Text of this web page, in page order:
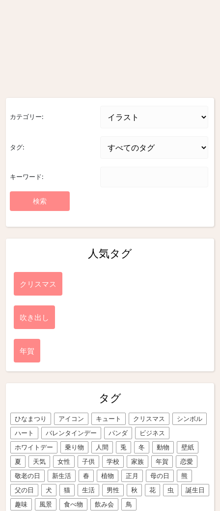
カテゴリー:
タグ:
キーワード:
人気タグ
クリスマス
吹き出し
年賀
タグ
ひなまつり アイコン キュート クリスマス
シンボル
ハート
バレンタインデー パンダ
ビジネス
ホワイトデー
乗り物 人間 兎 冬 動物
壁紙
夏
天気 女性 子供 学校 家族 年賀
恋愛
敬老の日
新生活 春 植物 正月 母の日
熊
父の日
犬 猫 生活 男性 秋 花 虫
誕生日
趣味
風景 食べ物 飲み会 鳥